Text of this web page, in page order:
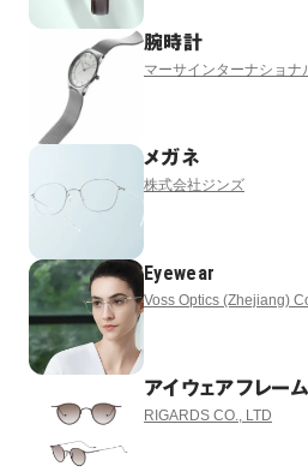
腕時計
マーサインターナショナ
メガネ
株式会社ジンズ
Eyewear
Voss Optics (Zhejiang)
アイウェアフレーム
RIGARDS CO., LTD